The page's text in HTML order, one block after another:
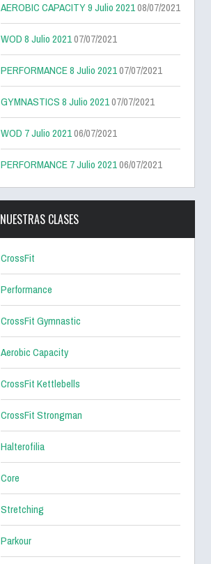
AEROBIC CAPACITY 9 Julio 202108/07/2021
WOD 8 Julio 202107/07/2021
PERFORMANCE 8 Julio 202107/07/2021
GYMNASTICS 8 Julio 202107/07/2021
WOD 7 Julio 202106/07/2021
PERFORMANCE 7 Julio 202106/07/2021
NUESTRAS CLASES
CrossFit
Performance
CrossFit Gymnastic
Aerobic Capacity
CrossFit Kettlebells
CrossFit Strongman
Halterofilia
Core
Stretching
Parkour